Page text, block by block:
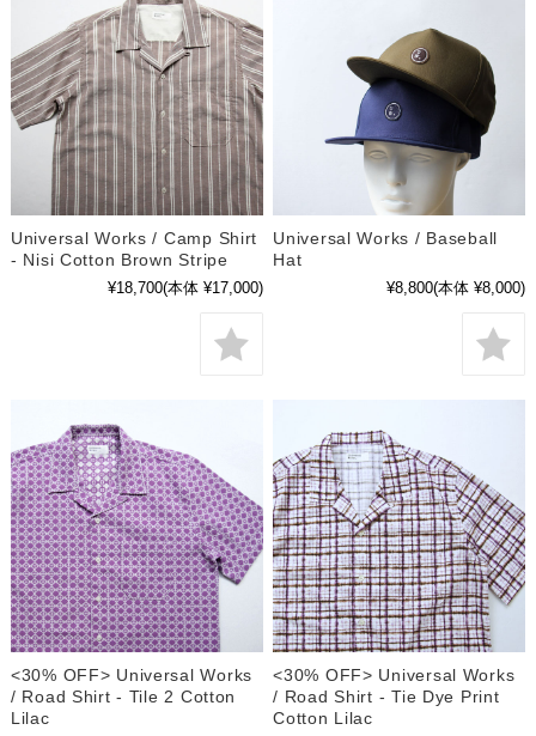
Universal Works / Camp Shirt
- Nisi Cotton Brown Stripe
¥18,700(本体 ¥17,000)
Universal Works / Baseball
Hat
¥8,800(本体 ¥8,000)
<30% OFF> Universal Works
/ Road Shirt - Tile 2 Cotton
Lilac
<30% OFF> Universal Works
/ Road Shirt - Tie Dye Print
Cotton Lilac